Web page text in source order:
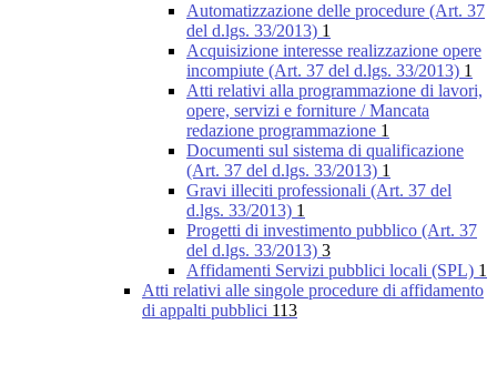
Automatizzazione delle procedure (Art. 37
del d.lgs. 33/2013) 1
Acquisizione interesse realizzazione opere
incompiute (Art. 37 del d.lgs. 33/2013) 1
Atti relativi alla programmazione di lavori,
opere, servizi e forniture / Mancata
redazione programmazione 1
Documenti sul sistema di qualificazione
(Art. 37 del d.lgs. 33/2013) 1
Gravi illeciti professionali (Art. 37 del
d.lgs. 33/2013) 1
Progetti di investimento pubblico (Art. 37
del d.lgs. 33/2013) 3
Affidamenti Servizi pubblici locali (SPL) 1
Atti relativi alle singole procedure di affidamento
di appalti pubblici 113